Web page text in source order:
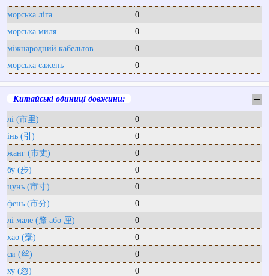
морська ліга
0
морська миля
0
міжнародний кабельтов
0
морська сажень
0
Китайські одиниці довжини: ─
лі (市里)
0
інь (引)
0
жанг (市丈)
0
бу (步)
0
цунь (市寸)
0
фень (市分)
0
лі мале (釐 або 厘)
0
хао (毫)
0
си (丝)
0
ху (忽)
0